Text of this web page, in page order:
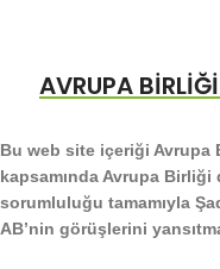
AVRUPA
Bu web site içeriği Avrupa
kapsamında Avrupa Birliği
sorumluluğu tamamıyla
AB’nin görüşlerini